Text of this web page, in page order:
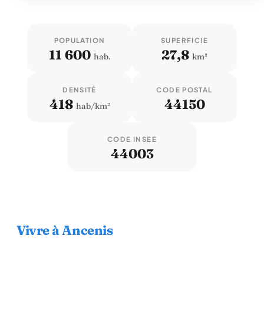
POPULATION
11 600 hab.
SUPERFICIE
27,8 km²
DENSITÉ
418 hab/km²
CODE POSTAL
44150
CODE INSEE
44003
Vivre à Ancenis